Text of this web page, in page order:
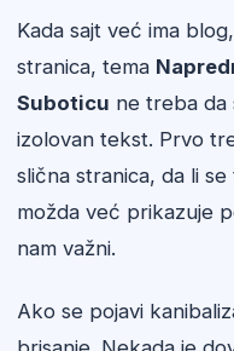
Kada sajt već ima
stranica, tema
Suboticu ne treba da
izolovan tekst. Prvo
slična stranica, da li
možda već prikazuje
nam važni.
Ako se pojavi